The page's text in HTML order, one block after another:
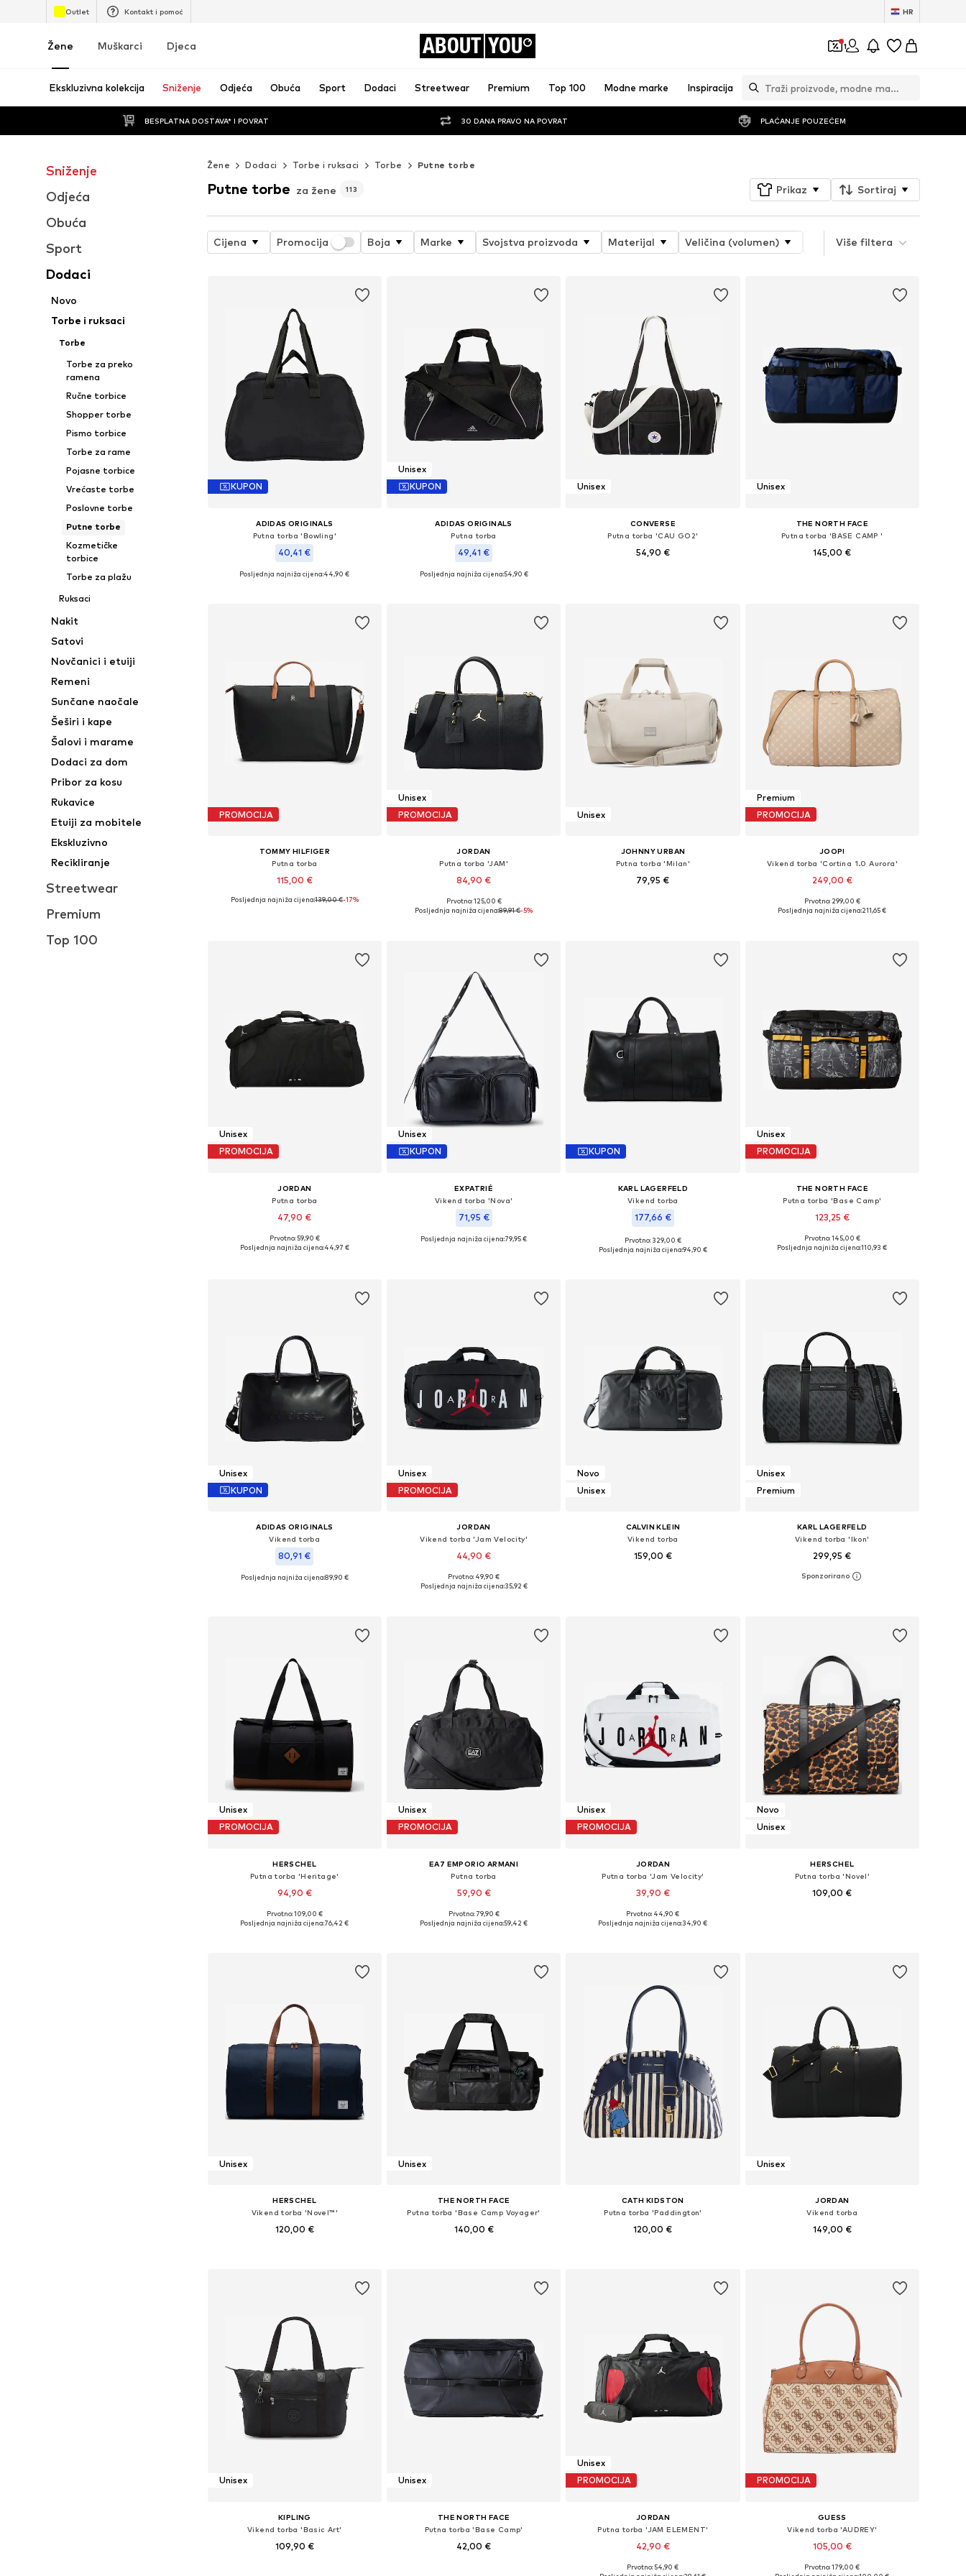
Outlet Kontakt i pomoć HR
Žene Muškarci Djeca ABOUT YOU 1
Ekskluzivna kolekcija Sniženje Odjeća Obuća Sport Dodaci Streetwear Premium Top 100 Modne marke Inspiracija
BESPLATNA DOSTAVA* I POVRAT 30 DANA PRAVO NA POVRAT PLAĆANJE POUZEĆEM
Sniženje
Odjeća
Obuća
Sport
Dodaci
Novo
Torbe i ruksaci
Torbe
Torbe za preko
ramena
Ručne torbice
Shopper torbe
Pismo torbice
Torbe za rame
Pojasne torbice
Vrećaste torbe
Poslovne torbe
Putne torbe
Kozmetičke
torbice
Torbe za plažu
Ruksaci
Nakit
Satovi
Novčanici i etuiji
Remeni
Sunčane naočale
Šeširi i kape
Šalovi i marame
Dodaci za dom
Pribor za kosu
Rukavice
Etuiji za mobitele
Ekskluzivno
Recikliranje
Streetwear
Premium
Top 100
Žene Dodaci Torbe i ruksaci Torbe Putne torbe
Putne torbe za žene 113 Prikaz Sortiraj
Cijena Promocija Boja Marke Svojstva proizvoda Materijal Veličina (volumen) Dužina remena/ručke
Više filtera
KUPON
ADIDAS ORIGINALS
Putna torba 'Bowling'
40,41 €
Dostupne veličine: One Size
Posljednja najniža cijena:44,90 €
Unisex
KUPON
ADIDAS ORIGINALS
Putna torba
49,41 €
Dostupne veličine: One Size
Posljednja najniža cijena:54,90 €
Unisex
CONVERSE
Putna torba 'CAU GO2'
54,90 €
Unisex
THE NORTH FACE
Putna torba 'BASE CAMP '
145,00 €
PROMOCIJA
TOMMY HILFIGER
Putna torba
115,00 €
Dostupne veličine: One Size
Posljednja najniža cijena:139,00 €-17%
Unisex
PROMOCIJA
JORDAN
Putna torba 'JAM'
84,90 €
Dostupne veličine: M
Prvotno: 125,00 €
Posljednja najniža cijena:89,91 €-5%
Unisex
JOHNNY URBAN
Putna torba 'Milan'
79,95 €
Premium
PROMOCIJA
JOOP!
Vikend torba 'Cortina 1.0 Aurora'
249,00 €
Dostupne veličine: One Size
Prvotno: 299,00 €
Posljednja najniža cijena:211,65 €
Unisex
PROMOCIJA
JORDAN
Putna torba
47,90 €
Dostupne veličine: L
Prvotno: 59,90 €
Posljednja najniža cijena:44,97 €
Unisex
KUPON
EXPATRIÉ
Vikend torba 'Nova'
71,95 €
Dostupne veličine: One Size
Posljednja najniža cijena:79,95 €
KUPON
KARL LAGERFELD
Vikend torba
177,66 €
Dostupne veličine: One Size
Prvotno: 329,00 €
Posljednja najniža cijena:94,90 €
Unisex
PROMOCIJA
THE NORTH FACE
Putna torba 'Base Camp'
123,25 €
Dostupne veličine: One Size
Prvotno: 145,00 €
Posljednja najniža cijena:110,93 €
Unisex
KUPON
ADIDAS ORIGINALS
Vikend torba
80,91 €
Dostupne veličine: One Size
Posljednja najniža cijena:89,90 €
Unisex
PROMOCIJA
JORDAN
Vikend torba 'Jam Velocity'
44,90 €
Dostupne veličine: Einheitsgröße
Prvotno: 49,90 €
Posljednja najniža cijena:35,92 €
Novo
Unisex
CALVIN KLEIN
Vikend torba
159,00 €
Unisex
Premium
KARL LAGERFELD
Vikend torba 'Ikon'
299,95 €
Dostupne veličine: One Size
Unisex
PROMOCIJA
HERSCHEL
Putna torba 'Heritage'
94,90 €
Dostupne veličine: One Size
Prvotno: 109,00 €
Posljednja najniža cijena:76,42 €
Unisex
PROMOCIJA
EA7 EMPORIO ARMANI
Putna torba
59,90 €
Dostupne veličine: One Size
Prvotno: 79,90 €
Posljednja najniža cijena:59,42 €
Unisex
PROMOCIJA
JORDAN
Putna torba 'Jam Velocity'
39,90 €
Dostupne veličine: One Size
Prvotno: 44,90 €
Posljednja najniža cijena:34,90 €
Novo
Unisex
HERSCHEL
Putna torba 'Novel'
109,00 €
Unisex
HERSCHEL
Vikend torba 'Novel™'
120,00 €
Unisex
THE NORTH FACE
Putna torba 'Base Camp Voyager'
140,00 €
CATH KIDSTON
Putna torba 'Paddington'
120,00 €
Unisex
JORDAN
Vikend torba
149,00 €
Unisex
KIPLING
Vikend torba 'Basic Art'
109,90 €
Unisex
THE NORTH FACE
Putna torba 'Base Camp'
42,00 €
Unisex
PROMOCIJA
JORDAN
Putna torba 'JAM ELEMENT'
42,90 €
Dostupne veličine: One Size
Prvotno: 54,90 €
PROMOCIJA
GUESS
Vikend torba 'AUDREY'
105,00 €
Dostupne veličine: One Size
Prvotno: 179,00 €